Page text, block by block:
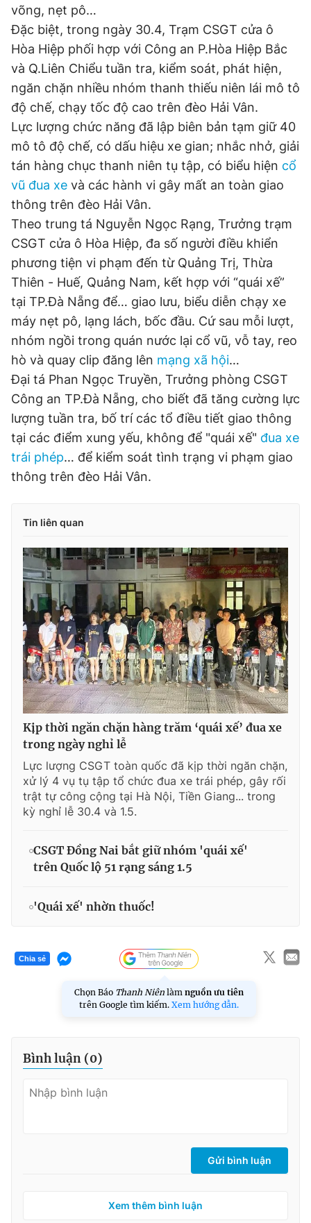
Đọc Thanh Niên trên điện thoại
Theo dõi báo trên
Hotline
0906 645 777
Liên hệ quảng cáo
0908 780 404
Đặt báo Quảng cáo RSS Tòa soạn Chính sách bảo
Tổng biên tập: Nguyễn Ngọc Toàn
Phó tổng biên tập thường trực: Hải Thành
Phó tổng biên tập: Lâm Hiếu Dũng
Phó tổng biên tập: Trần Việt Hưng
Tổng thư ký tòa soạn: Đức Trung
Giấy phép xuất bản số 110/GP - BTTTT cấp ngày 24.3.2020
© 2003-2026 Bản quyền thuộc về Báo Thanh Niên. Cấm sao
chép dưới mọi hình thức nếu không có sự chấp thuận bằng văn
bản. Phát triển bởi ePi Technologies, JSC.
võng, nẹt pô…
Đặc biệt, trong ngày 30.4, Trạm CSGT cửa ô
Hòa Hiệp phối hợp với Công an P.Hòa Hiệp Bắc
và Q.Liên Chiểu tuần tra, kiểm soát, phát hiện,
ngăn chặn nhiều nhóm thanh thiếu niên lái mô tô
độ chế, chạy tốc độ cao trên đèo Hải Vân.
Lực lượng chức năng đã lập biên bản tạm giữ 40
mô tô độ chế, có dấu hiệu xe gian; nhắc nhở, giải
tán hàng chục thanh niên tụ tập, có biểu hiện cổ
vũ đua xe và các hành vi gây mất an toàn giao
thông trên đèo Hải Vân.
Theo trung tá Nguyễn Ngọc Rạng, Trưởng trạm
CSGT cửa ô Hòa Hiệp, đa số người điều khiển
phương tiện vi phạm đến từ Quảng Trị, Thừa
Thiên - Huế, Quảng Nam, kết hợp với “quái xế”
tại TP.Đà Nẵng để… giao lưu, biểu diễn chạy xe
máy nẹt pô, lạng lách, bốc đầu. Cứ sau mỗi lượt,
nhóm ngồi trong quán nước lại cổ vũ, vỗ tay, reo
hò và quay clip đăng lên mạng xã hội…
Đại tá Phan Ngọc Truyền, Trưởng phòng CSGT
Công an TP.Đà Nẵng, cho biết đã tăng cường lực
lượng tuần tra, bố trí các tổ điều tiết giao thông
tại các điểm xung yếu, không để "quái xế" đua xe
trái phép… để kiểm soát tình trạng vi phạm giao
thông trên đèo Hải Vân.
Tin liên quan
Kịp thời ngăn chặn hàng trăm ‘quái xế’ đua xe
trong ngày nghỉ lễ
Lực lượng CSGT toàn quốc đã kịp thời ngăn chặn,
xử lý 4 vụ tụ tập tổ chức đua xe trái phép, gây rối
trật tự công cộng tại Hà Nội, Tiền Giang... trong
kỳ nghỉ lễ 30.4 và 1.5.
CSGT Đồng Nai bắt giữ nhóm 'quái xế'
trên Quốc lộ 51 rạng sáng 1.5
'Quái xế' nhờn thuốc!
Chia sẻ
Chọn Báo Thanh Niên làm nguồn ưu tiên
trên Google tìm kiếm. Xem hướng dẫn.
Bình luận (0)
Gửi bình luận
Xem thêm bình luận